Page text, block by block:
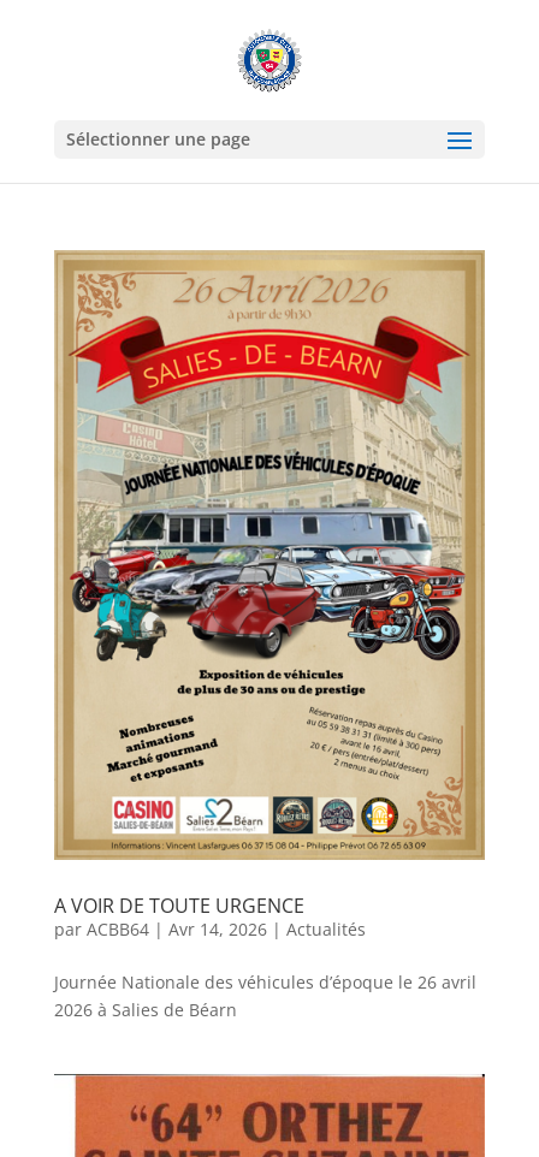
Sélectionner une page
A VOIR DE TOUTE URGENCE
par ACBB64| Avr 14, 2026| Actualités
Journée Nationale des véhicules d’époque le 26 avril
2026 à Salies de Béarn